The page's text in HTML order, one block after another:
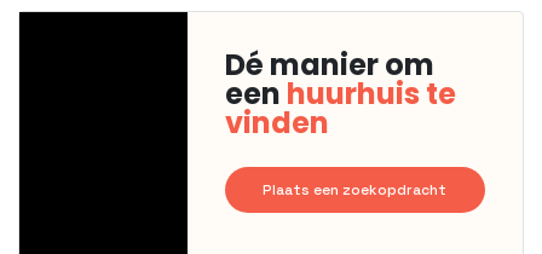
Dé manier om
een huurhuis te
vinden
Plaats een zoekopdracht